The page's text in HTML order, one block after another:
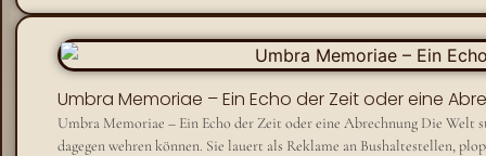
Umbra Memoriae – Ein Echo der Zeit oder eine
Umbra Memoriae – Ein Echo der Zeit oder eine Abrechnung Die
dagegen wehren können. Sie lauert als Reklame an Bushaltestellen,